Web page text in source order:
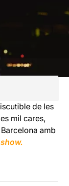
de les
mil cares,
amb